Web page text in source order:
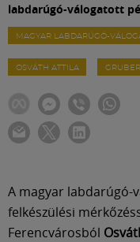
labdarúgó-válogatott
MAGYAR LABDARÚGÓ-
OSVÁTH ATTILA
A magyar labdarúgó-
felkészülési
Ferencvárosból
Meccscenter
Klub
Szolgáltatások
Közösség